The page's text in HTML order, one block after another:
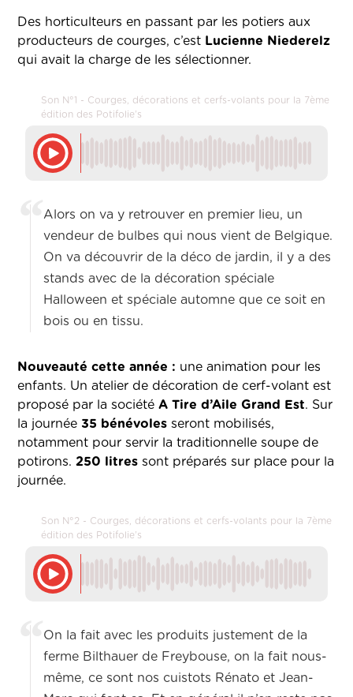
Des horticulteurs en passant par les potiers aux
producteurs de courges, c’est Lucienne Niederelz
qui avait la charge de les sélectionner.
Son N°1 - Courges, décorations et cerfs-volants pour la 7ème
édition des Potifolie’s
Alors on va y retrouver en premier lieu, un
vendeur de bulbes qui nous vient de Belgique.
On va découvrir de la déco de jardin, il y a des
stands avec de la décoration spéciale
Halloween et spéciale automne que ce soit en
bois ou en tissu.
Nouveauté cette année : une animation pour les
enfants. Un atelier de décoration de cerf-volant est
proposé par la sociétéA Tire d’Aile Grand Est. Sur
la journée 35 bénévoles seront mobilisés,
notamment pour servir la traditionnelle soupe de
potirons.250 litres sont préparés sur place pour la
journée.
Son N°2 - Courges, décorations et cerfs-volants pour la 7ème
édition des Potifolie’s
On la fait avec les produits justement de la
ferme Bilthauer de Freybouse, on la fait nous-
même, ce sont nos cuistots Rénato et Jean-